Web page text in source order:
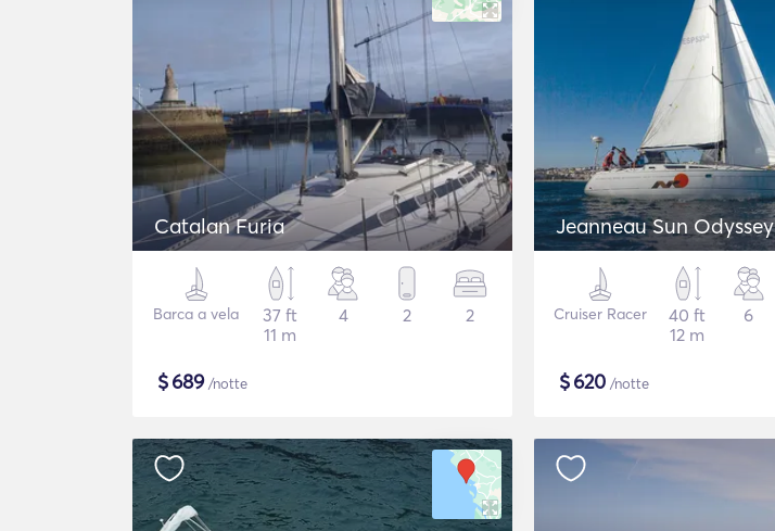
Catalan Furia
Barca a vela
37 ft
11 m
4 2 2
$689/notte
Jeanneau Sun Odyssey
Cruiser Racer
40 ft
12 m
6
$620 /notte